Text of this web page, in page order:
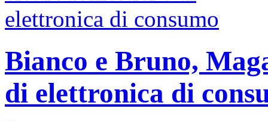
Bianco e Bruno,
di elettronica di